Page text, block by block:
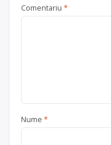
Comentariu *
Nume *